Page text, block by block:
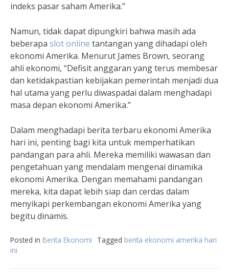
indeks pasar saham Amerika.”
Namun, tidak dapat dipungkiri bahwa masih ada
beberapa slot online tantangan yang dihadapi oleh
ekonomi Amerika. Menurut James Brown, seorang
ahli ekonomi, “Defisit anggaran yang terus membesar
dan ketidakpastian kebijakan pemerintah menjadi dua
hal utama yang perlu diwaspadai dalam menghadapi
masa depan ekonomi Amerika.”
Dalam menghadapi berita terbaru ekonomi Amerika
hari ini, penting bagi kita untuk memperhatikan
pandangan para ahli. Mereka memiliki wawasan dan
pengetahuan yang mendalam mengenai dinamika
ekonomi Amerika. Dengan memahami pandangan
mereka, kita dapat lebih siap dan cerdas dalam
menyikapi perkembangan ekonomi Amerika yang
begitu dinamis.
Posted in Berita Ekonomi Tagged berita ekonomi amerika hari
ini